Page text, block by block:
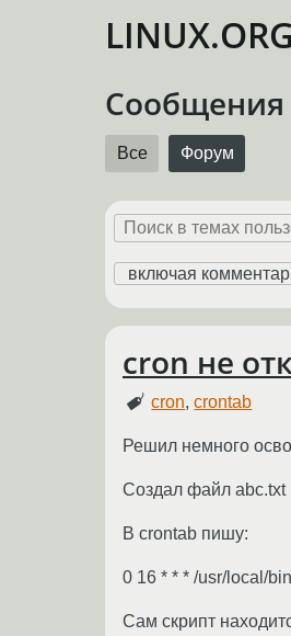
Сообщения
Все Форум
cron не
cron,crontab
Решил немного
Создал файл abc.txt
В crontab пишу:
0 16 * * * /usr/local/
Сам скрипт